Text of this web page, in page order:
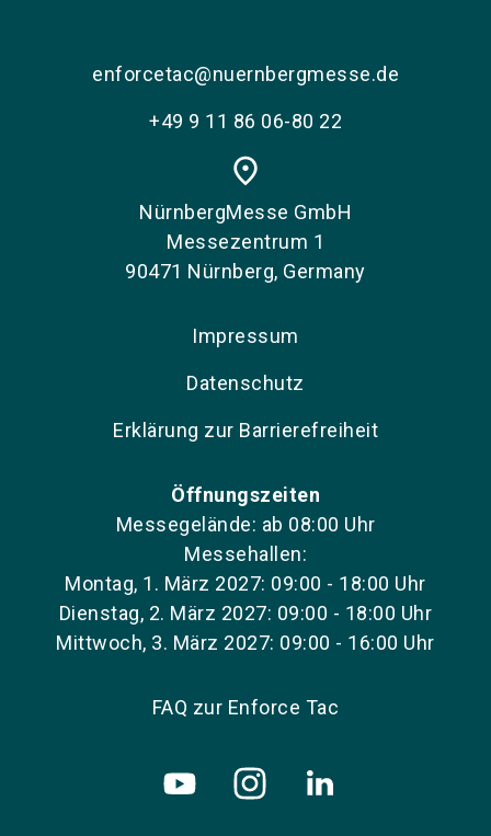
enforcetac@nuernbergmesse.de
+49 9 11 86 06-80 22
place
NürnbergMesse GmbH
Messezentrum 1
90471 Nürnberg, Germany
Impressum
Datenschutz
Erklärung zur Barrierefreiheit
Öffnungszeiten
Messegelände: ab 08:00 Uhr
Messehallen:
Montag, 1. März 2027: 09:00 - 18:00 Uhr
Dienstag, 2. März 2027: 09:00 - 18:00 Uhr
Mittwoch, 3. März 2027: 09:00 - 16:00 Uhr
FAQ zur Enforce Tac